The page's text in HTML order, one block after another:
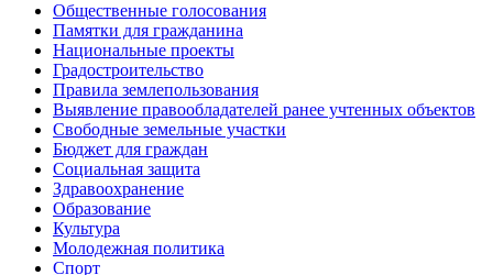
Общественные голосования
Памятки для гражданина
Национальные проекты
Градостроительство
Правила землепользования
Выявление правообладателей ранее учтенных объектов
Свободные земельные участки
Бюджет для граждан
Социальная защита
Здравоохранение
Образование
Культура
Молодежная политика
Спорт